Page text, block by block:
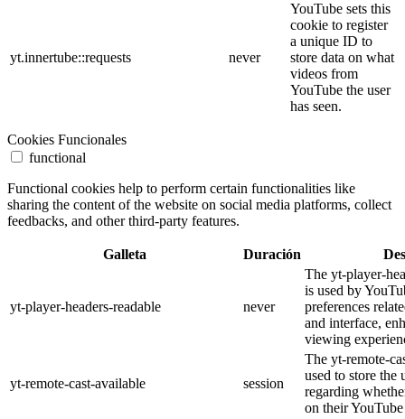
yt.innertube::requests never
YouTube sets this
cookie to register
a unique ID to
store data on what
videos from
YouTube the user
has seen.
Cookies Funcionales
functional
Functional cookies help to perform certain functionalities like
sharing the content of the website on social media platforms, collect
feedbacks, and other third-party features.
Galleta Duración
yt-player-headers-readable never
The yt-player-
is used by
preferences
and interface,
viewing
yt-remote-cast-available session
The yt-remote-
used to store the
regarding
on their